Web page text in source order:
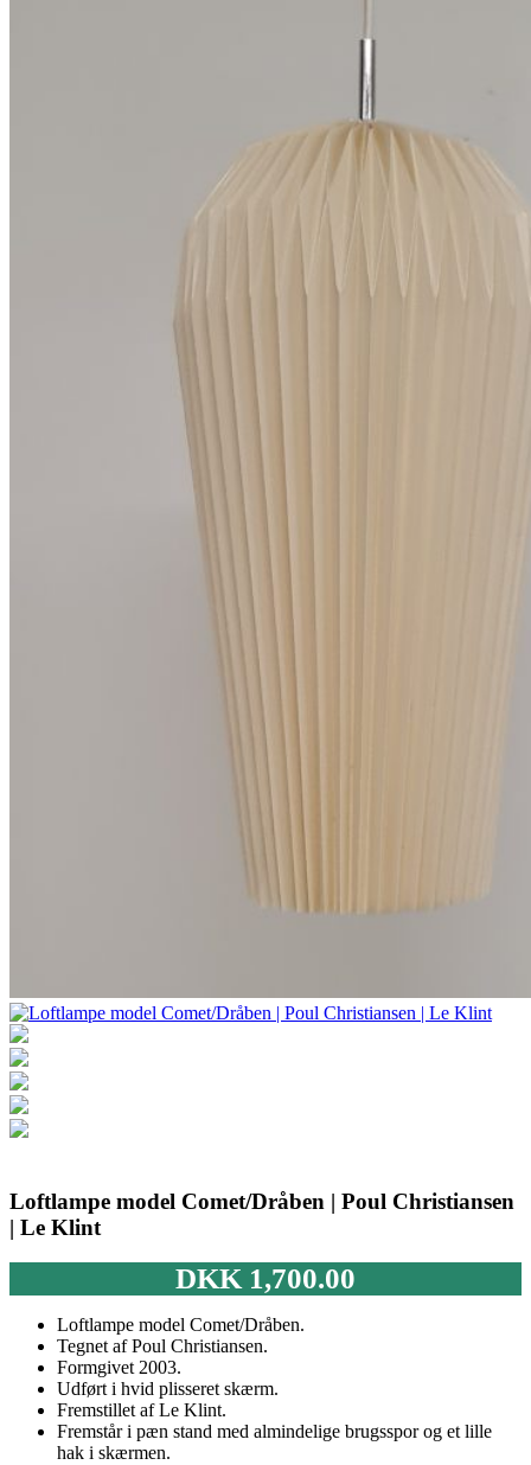
Loftlampe model Comet/Dråben | Poul Christiansen
| Le Klint
DKK1,700.00
Loftlampe model Comet/Dråben.
Tegnet af Poul Christiansen.
Formgivet 2003.
Udført i hvid plisseret skærm.
Fremstillet af Le Klint.
Fremstår i pæn stand med almindelige brugsspor og et lille
hak i skærmen.